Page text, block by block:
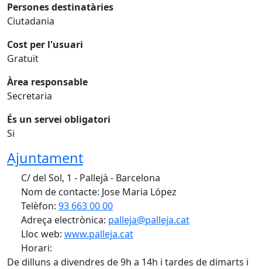
Persones destinatàries
Ciutadania
Cost per l'usuari
Gratuït
Àrea responsable
Secretaria
És un servei obligatori
Si
Ajuntament
C/ del Sol, 1 - Pallejà - Barcelona
Nom de contacte: Jose Maria López
Telèfon: 93 663 00 00
Adreça electrònica: palleja@palleja.cat
Lloc web: www.palleja.cat
Horari:
De dilluns a divendres de 9h a 14h i tardes de dimarts i